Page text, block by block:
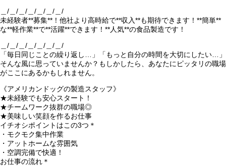
＿/＿/＿/＿/＿/＿/＿/
未経験者**募集**！他社より高時給で**収入**も期待できます！**簡単**
な**軽作業**で**活躍**できます！**人気**の食品製造です！
＿/＿/＿/＿/＿/＿/＿/
「毎日同じことの繰り返し…」「もっと自分の時間を大切にしたい…」
そんな風に思っていませんか？もしかしたら、あなたにピッタリの職場
がここにあるかもしれません。
《アメリカンドッグの製造スタッフ》
★未経験でも安心スタート！
★チームワーク抜群の職場◎
★美味しい笑顔を作るお仕事
イチオシポイントはこの3つ＊
・モクモク集中作業
・アットホームな雰囲気
・空調完備で快適！
お仕事の流れ＊